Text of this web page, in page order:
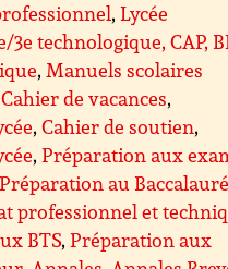
,Lycée
technologique, CAP,
, Manuels scolaires
Cahier de vacances,
,Cahier de soutien,
,Préparation aux
Préparation au
professionnel et
BTS,Préparation aux